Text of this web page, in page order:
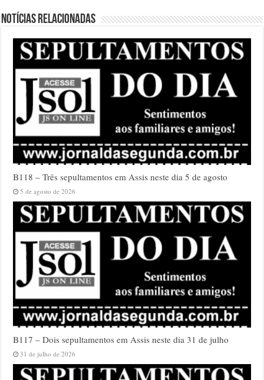
Notícias relacionadas
B118 – Três sepultamentos em Assis neste dia 5 de agosto
5 de agosto de 2026
B117 – Dois sepultamentos em Assis neste dia 31 de julho
31 de julho de 2026